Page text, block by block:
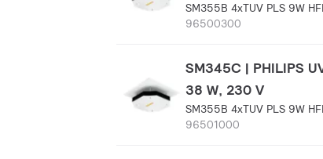
SM355B 4xTUV PLS 9W
96500300
SM345C | PHILIPS
38 W, 230 V
SM355B 4xTUV PLS 9W
96501000